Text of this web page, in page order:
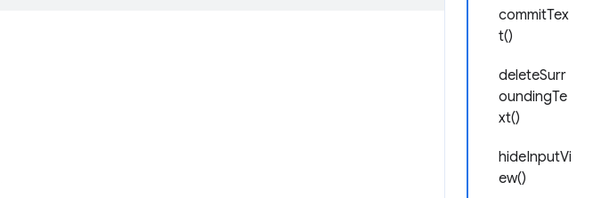
commitTex
t()
deleteSurr
oundingTe
xt()
hideInputVi
ew()